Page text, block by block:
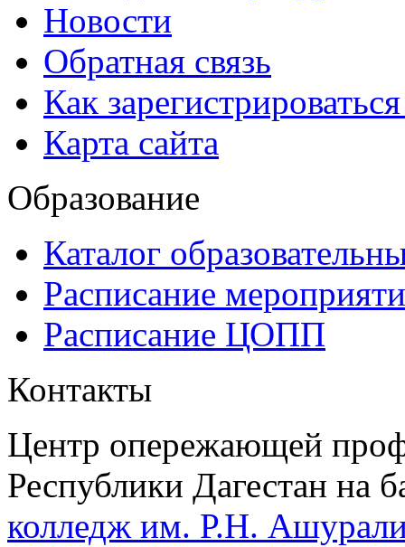
Новости
Обратная связь
Как
Карта сайта
Образование
Каталог
Расписание
Расписание ЦОПП
Контакты
Центр опережающей
Республики Дагестан на
колледж им. Р.Н.